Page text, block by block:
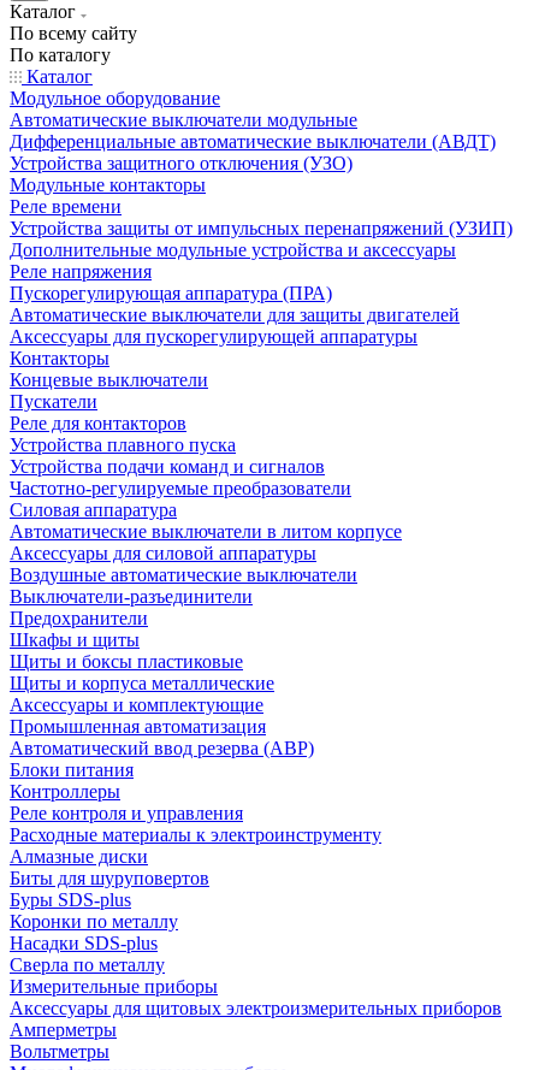
Каталог
По всему сайту
По каталогу
Каталог
Модульное оборудование
Автоматические выключатели модульные
Дифференциальные автоматические выключатели (АВДТ)
Устройства защитного отключения (УЗО)
Модульные контакторы
Реле времени
Устройства защиты от импульсных перенапряжений (УЗИП)
Дополнительные модульные устройства и аксессуары
Реле напряжения
Пускорегулирующая аппаратура (ПРА)
Автоматические выключатели для защиты двигателей
Аксессуары для пускорегулирующей аппаратуры
Контакторы
Концевые выключатели
Пускатели
Реле для контакторов
Устройства плавного пуска
Устройства подачи команд и сигналов
Частотно-регулируемые преобразователи
Силовая аппаратура
Автоматические выключатели в литом корпусе
Аксессуары для силовой аппаратуры
Воздушные автоматические выключатели
Выключатели-разъединители
Предохранители
Шкафы и щиты
Щиты и боксы пластиковые
Щиты и корпуса металлические
Аксессуары и комплектующие
Промышленная автоматизация
Автоматический ввод резерва (АВР)
Блоки питания
Контроллеры
Реле контроля и управления
Расходные материалы к электроинструменту
Алмазные диски
Биты для шуруповертов
Буры SDS-plus
Коронки по металлу
Насадки SDS-plus
Сверла по металлу
Измерительные приборы
Аксессуары для щитовых электроизмерительных приборов
Амперметры
Вольтметры